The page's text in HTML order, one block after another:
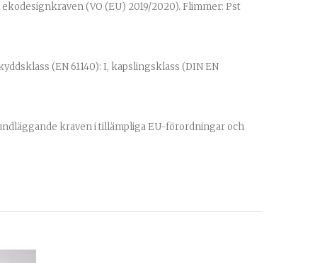
(VO (EU) 2019/2020). Flimmer: Pst
(EN 61140): I, kapslingsklass (DIN EN
kraven i tillämpliga EU-förordningar och